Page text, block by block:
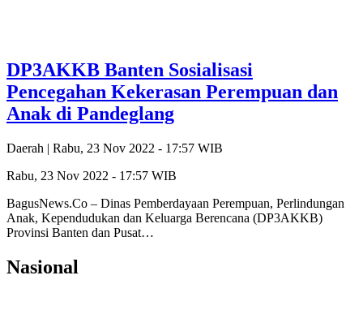
DP3AKKB Banten Sosialisasi
Pencegahan Kekerasan Perempuan dan
Anak di Pandeglang
Daerah | Rabu, 23 Nov 2022 - 17:57 WIB
Rabu, 23 Nov 2022 - 17:57 WIB
BagusNews.Co – Dinas Pemberdayaan Perempuan, Perlindungan
Anak, Kependudukan dan Keluarga Berencana (DP3AKKB)
Provinsi Banten dan Pusat…
Nasional